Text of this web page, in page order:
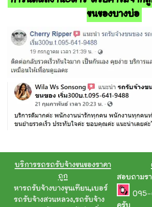
ขนของบางบ่อ
บริการรถรถรับจ้างขนของราคา
ถูก
หารถรับจ้างบางขุนเทียน,เบอร์
รถรับจ้างสวนหลวง,รถรับจ้าง
สอบถามร
095-